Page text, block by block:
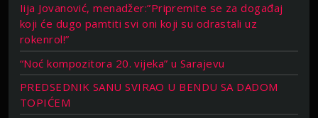
Iija Jovanović, menadžer:”Pripremite se za događaj
koji će dugo pamtiti svi oni koji su odrastali uz
rokenrol!”
“Noć kompozitora 20. vijeka” u Sarajevu
PREDSEDNIK SANU SVIRAO U BENDU SA DADOM
TOPIĆEM